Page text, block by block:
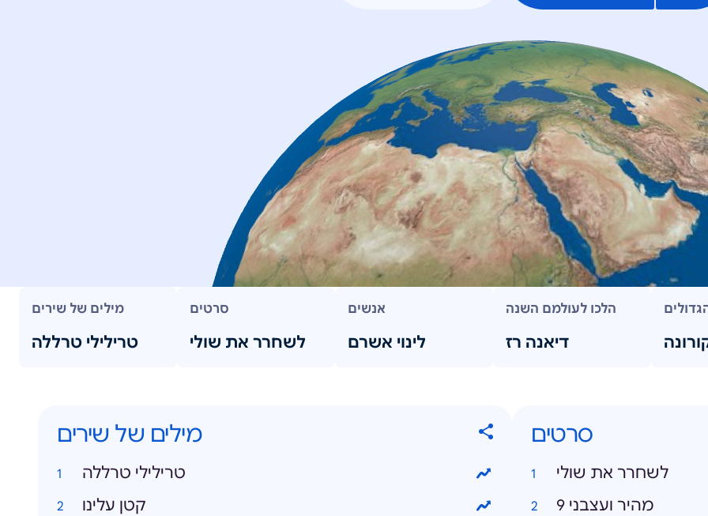
מילים של שירים
טרילילי טרללה
סרטים
לשחרר את שולי
אנשים
לינוי אשרם
הלכו לעולמם השנה
דיאנה רז
מילים של שירים
טרילילי טרללה
קטן עלינו
סרטים
לשחרר את שולי
מהיר ועצבני 9